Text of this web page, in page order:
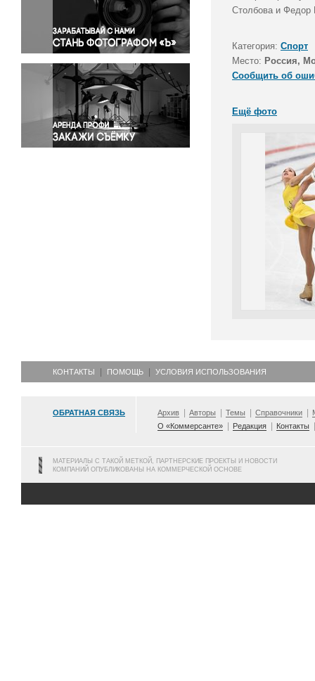
Правосудие
Происшествия и конфликты
Религия
Светская жизнь
Спорт
Экология
Экономика и бизнес
Столбова и Федор
Категория: Спорт
Место: Россия,
Сообщить об
Ещё фото
КОНТАКТЫ ПОМОЩЬ УСЛОВИЯ ИСПОЛЬЗОВАНИЯ
ОБРАТНАЯ СВЯЗЬ Архив Авторы Темы Справочники
О «Коммерсанте»
Редакция Контакты
МАТЕРИАЛЫ С ТАКОЙ МЕТКОЙ, ПАРТНЕРСКИЕ ПРОЕКТЫ И НОВОСТИ
КОМПАНИЙ ОПУБЛИКОВАНЫ НА КОММЕРЧЕСКОЙ ОСНОВЕ